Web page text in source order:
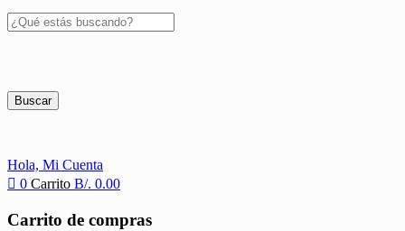
Buscar
Hola, Mi Cuenta
0 Carrito B/. 0.00
Carrito de compras